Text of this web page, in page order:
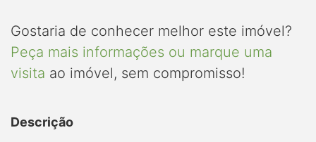
Gostaria de conhecer melhor este imóvel?
Peça mais informações ou marque uma
visita ao imóvel, sem compromisso!
Descrição